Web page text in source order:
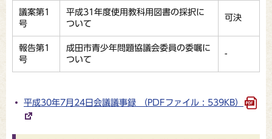
議案第1
号
平成31年度使用教科用図書の採択に
ついて
可決
報告第1
号
成田市青少年問題協議会委員の委嘱に
ついて
-
平成30年7月24日会議議事録 （PDFファイル : 539KB）